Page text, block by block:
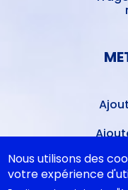
La
Nous utilisons des
votre expérience